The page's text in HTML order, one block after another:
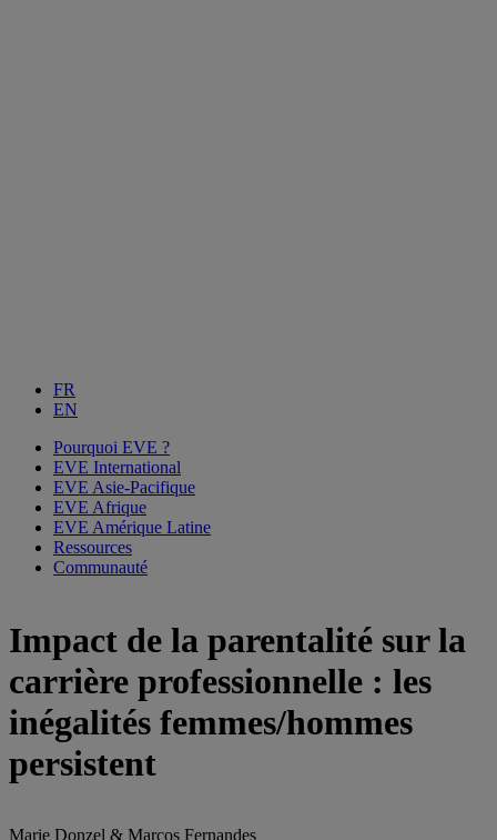
FR
EN
Pourquoi EVE ?
EVE International
EVE Asie-Pacifique
EVE Afrique
EVE Amérique Latine
Ressources
Communauté
Impact de la parentalité sur la
carrière professionnelle : les
inégalités femmes/hommes
persistent
Marie Donzel & Marcos Fernandes